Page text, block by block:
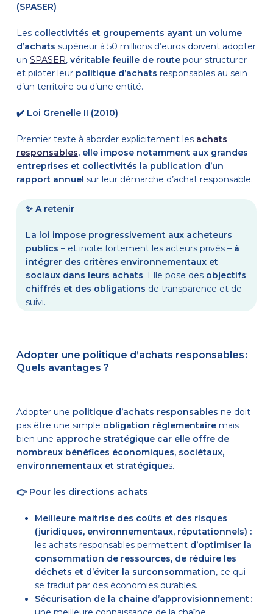
(SPASER)
Les collectivités et groupements ayant un volume
d’achats supérieur à 50 millions d’euros doivent adopter
un SPASER, véritable feuille de routepour structurer
et piloter leur politique d’achats responsables au sein
d’un territoire ou d’une entité.
✔️ Loi Grenelle II (2010)
Premier texte à aborder explicitement les achats
responsables, elle impose notamment aux grandes
entreprises et collectivités la publication d’un
rapport annuel sur leur démarche d’achat responsable.
✨A retenir
La loi impose progressivement aux acheteurs
publics – et incite fortement les acteurs privés – à
intégrer des critères environnementaux et
sociaux dans leurs achats. Elle pose des objectifs
chiffrés et des obligations de transparence et de
suivi.
Adopter une politique d’achats responsables :
Quels avantages ?
Adopter une politique d’achats responsables ne doit
pas être une simple obligation règlementairemais
bien une approche stratégique car elle offre de
nombreux bénéfices économiques, sociétaux,
environnementaux et stratégiques.
👉 Pour les directions achats
Meilleure maitrise des coûts et des risques
(juridiques, environnementaux, réputationnels) :
les achats responsables permettent d’optimiser la
consommation de ressources, de réduire les
déchets et d’éviter la surconsommation, ce qui
se traduit par des économies durables.
Sécurisation de la chaine d’approvisionnement :